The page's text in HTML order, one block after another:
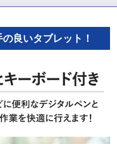
良いタブレット！